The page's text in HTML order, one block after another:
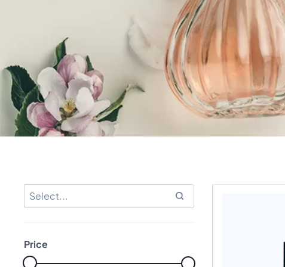
Price